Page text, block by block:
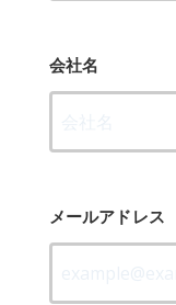
会社名
メールアドレス